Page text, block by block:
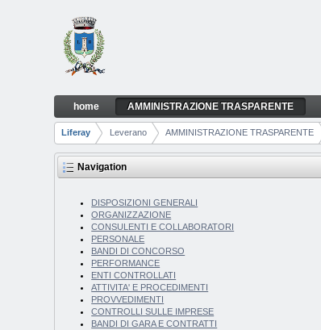
SERVIZI EROGATI
Navigation
home AMMINISTRAZIONE TRASPARENTE
Breadcrumbs
Liferay Leverano AMMINISTRAZIONE TRASPARENTE
Navigation
DISPOSIZIONI GENERALI
ORGANIZZAZIONE
CONSULENTI E COLLABORATORI
PERSONALE
BANDI DI CONCORSO
PERFORMANCE
ENTI CONTROLLATI
ATTIVITA' E PROCEDIMENTI
PROVVEDIMENTI
CONTROLLI SULLE IMPRESE
BANDI DI GARA E CONTRATTI